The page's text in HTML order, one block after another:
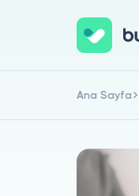
Ana Sayfa